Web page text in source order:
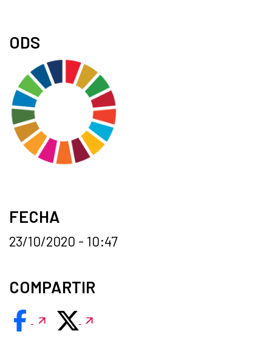
ODS
FECHA
23/10/2020 - 10:47
COMPARTIR